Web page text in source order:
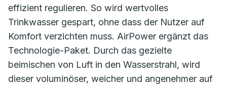
effizient regulieren. So wird wertvolles
Trinkwasser gespart, ohne dass der Nutzer auf
Komfort verzichten muss. AirPower ergänzt das
Technologie-Paket. Durch das gezielte
beimischen von Luft in den Wasserstrahl, wird
dieser voluminöser, weicher und angenehmer auf